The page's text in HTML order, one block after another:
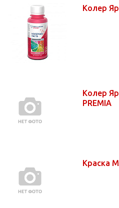
Колер
Колер
PREMIA
Краска